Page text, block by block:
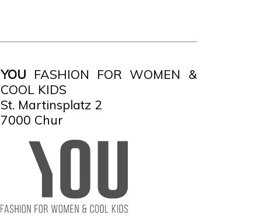
YOU FASHION FOR WOMEN &
COOL KIDS
St. Martinsplatz 2
7000 Chur